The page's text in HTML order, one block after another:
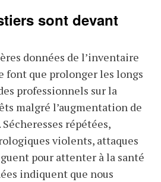
sont devant
données de l’inventaire
font que prolonger les longs
professionnels sur la
malgré l’augmentation de
répétées,
violents, attaques
pour attenter à la santé
indiquent que nous